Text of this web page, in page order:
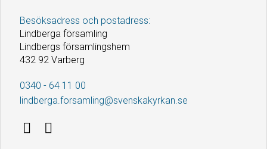
Besöksadress och postadress:
Lindberga församling
Lindbergs församlingshem
432 92 Varberg
0340 - 64 11 00
lindberga.forsamling@svenskakyrkan.se